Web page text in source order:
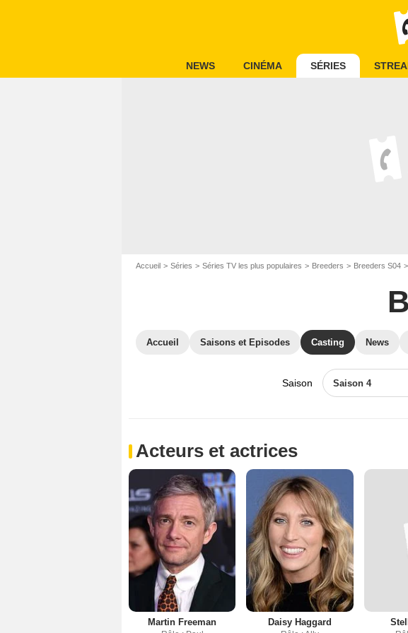
NEWS CINÉMA SÉRIES
Accueil Séries Séries TV les plus populaires Breeders Breeders S04
Accueil Saisons et Episodes Casting News
Saison Saison 4
Acteurs et actrices
Martin Freeman Daisy Haggard